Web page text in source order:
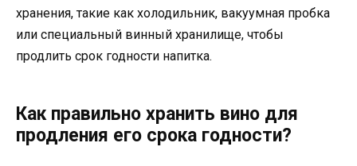
хранения, такие как холодильник, вакуумная пробка
или специальный винный хранилище, чтобы
продлить срок годности напитка.
Как правильно хранить вино для
продления его срока годности?